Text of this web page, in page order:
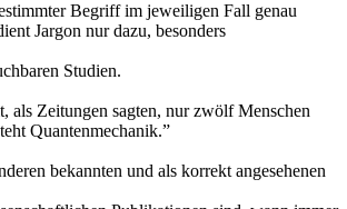
Begriff im jeweiligen Fall genau
Jargon nur dazu, besonders
Studien.
als Zeitungen sagten, nur zwölf Menschen
Quantenmechanik.”
bekannten und als korrekt angesehenen